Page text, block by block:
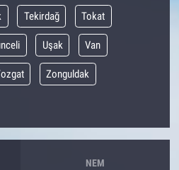
Tekirdağ Tokat
Uşak Van
Zonguldak
NEM